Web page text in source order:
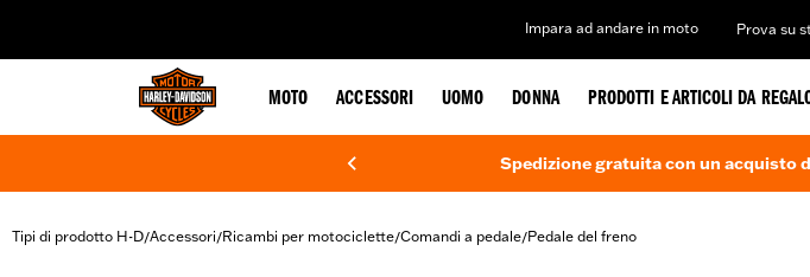
Impara ad andare in moto Prova su
MOTO ACCESSORI UOMO DONNA PRODOTTI E ARTICOLI DA
Spedizione gratuita con un acquisto
Tipi di prodotto H-D/Accessori/Ricambi per motociclette/Comandi a pedale/Pedale del freno